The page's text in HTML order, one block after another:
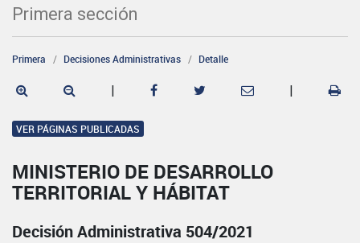
Primera sección
Primera Decisiones Administrativas Detalle
| |
VER PÁGINAS PUBLICADAS
MINISTERIO DE DESARROLLO
TERRITORIAL Y HÁBITAT
Decisión Administrativa 504/2021